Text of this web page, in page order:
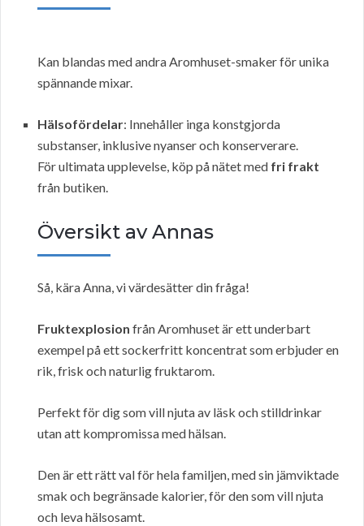
Kan blandas med andra Aromhuset-smaker för unika
spännande mixar.
Hälsofördelar: Innehåller inga konstgjorda
substanser, inklusive nyanser och konserverare.
För ultimata upplevelse, köp på nätet med fri frakt
från butiken.
Översikt av Annas
Så, kära Anna, vi värdesätter din fråga!
Fruktexplosion från Aromhuset är ett underbart
exempel på ett sockerfritt koncentrat som erbjuder en
rik, frisk och naturlig fruktarom.
Perfekt för dig som vill njuta av läsk och stilldrinkar
utan att kompromissa med hälsan.
Den är ett rätt val för hela familjen, med sin jämviktade
smak och begränsade kalorier, för den som vill njuta
och leva hälsosamt.